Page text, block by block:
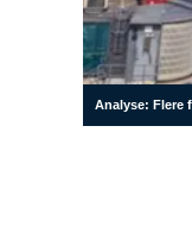
Analyse: Flere